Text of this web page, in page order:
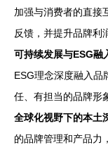
加强与消费者的直接
反馈，并提升品牌利
可持续发展与ESG融
ESG理念深度融入品
任、有担当的品牌形
全球化视野下的本土
的品牌管理和产品力